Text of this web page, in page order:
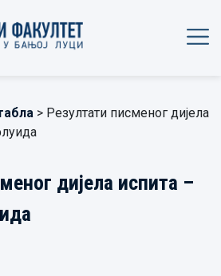
> Резултати писменог дијела
дијела испита –